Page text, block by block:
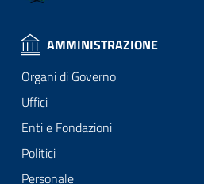
AMMINISTRAZIONE
Organi di Governo
Uffici
Enti e Fondazioni
Politici
Personale